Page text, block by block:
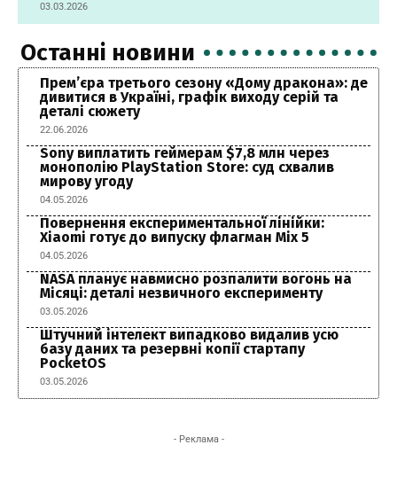
03.03.2026
Останні новини
Прем’єра третього сезону «Дому дракона»: де
дивитися в Україні, графік виходу серій та
деталі сюжету
22.06.2026
Sony виплатить геймерам $7,8 млн через
монополію PlayStation Store: суд схвалив
мирову угоду
04.05.2026
Повернення експериментальної лінійки:
Xiaomi готує до випуску флагман Mix 5
04.05.2026
NASA планує навмисно розпалити вогонь на
Місяці: деталі незвичного експерименту
03.05.2026
Штучний інтелект випадково видалив усю
базу даних та резервні копії стартапу
PocketOS
03.05.2026
- Реклама -